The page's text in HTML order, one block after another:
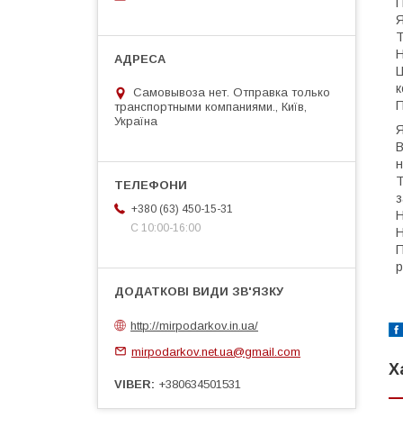
Самовывоза нет. Отправка только
транспортными компаниями., Київ,
Україна
+380 (63) 450-15-31
С 10:00-16:00
http://mirpodarkov.in.ua/
mirpodarkov.net.ua@gmail.com
VIBER +380634501531